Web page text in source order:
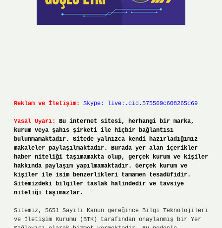
Reklam ve İletişim: Skype: live:.cid.575569c608265c69
Yasal Uyarı:
Bu internet sitesi, herhangi bir marka,
kurum veya şahıs şirketi ile hiçbir bağlantısı
bulunmamaktadır. Sitede yalnızca kendi hazırladığımız
makaleler paylaşılmaktadır. Burada yer alan içerikler
haber niteliği taşımamakta olup, gerçek kurum ve kişiler
hakkında paylaşım yapılmamaktadır. Gerçek kurum ve
kişiler ile isim benzerlikleri tamamen tesadüfidir.
Sitemizdeki bilgiler taslak halindedir ve tavsiye
niteliği taşımazlar.
Sitemiz, 5651 Sayılı Kanun gereğince Bilgi Teknolojileri
ve İletişim Kurumu (BTK) tarafından onaylanmış bir Yer